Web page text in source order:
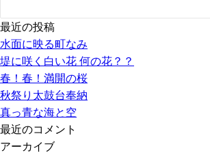
最近の投稿
水面に映る町なみ
堤に咲く白い花 何の花？？
春！春！満開の桜
秋祭り太鼓台奉納
真っ青な海と空
最近のコメント
アーカイブ